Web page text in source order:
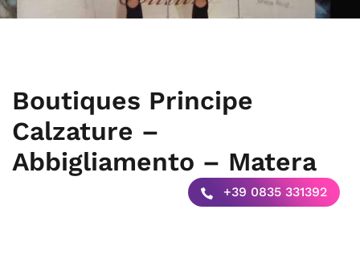
Boutiques Principe
Calzature –
Abbigliamento – Matera
+39 0835 331392